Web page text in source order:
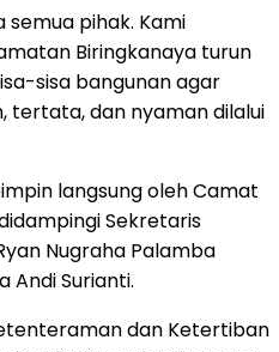
pihak. Kami
Biringkanaya turun
sisa bangunan agar
tertata, dan nyaman dilalui
langsung oleh Camat
Sekretaris
Nugraha Palamba
Andi Surianti.
dan Ketertiban